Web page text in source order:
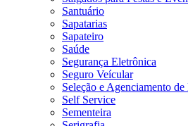
Santuário
Sapatarias
Sapateiro
Saúde
Segurança Eletrônica
Seguro Veícular
Seleção e Agenciamento
Self Service
Sementeira